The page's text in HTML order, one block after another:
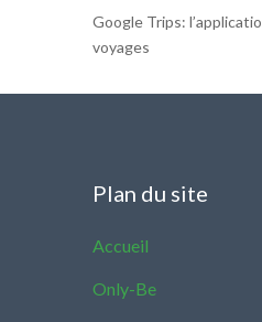
Google Trips:
voyages
Plan du site
Accueil
Only-Be